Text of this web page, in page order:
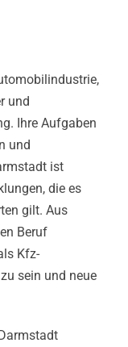
und
Ihre Aufgaben
und
ist
die es
gilt. Aus
Beruf
Kfz-
sein und neue